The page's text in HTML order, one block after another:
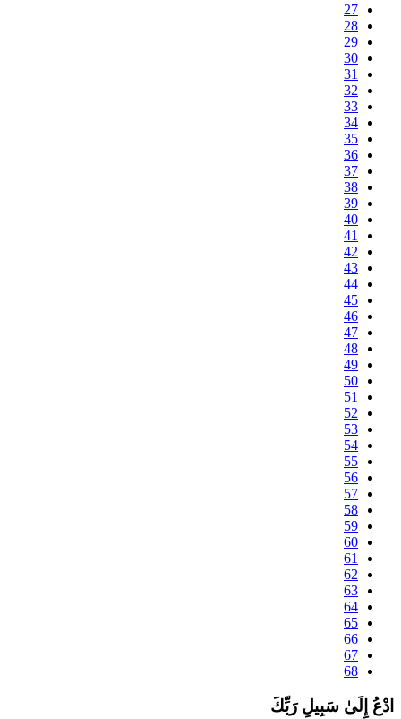
27
28
29
30
31
32
33
34
35
36
37
38
39
40
41
42
43
44
45
46
47
48
49
50
51
52
53
54
55
56
57
58
59
60
61
62
63
64
65
66
67
68
إِلَىٰ سَبِيلِ رَبِّكَ